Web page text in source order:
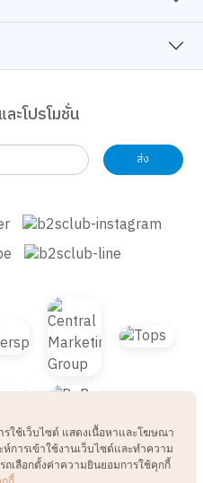
ะโปรโมชั่น
รใช้เว็บไซต์ แสดงเนื้อหาและโฆษณา
การเข้าใช้งานเว็บไซต์และทำความ
เลือกตั้งค่าความยินยอมการใช้คุกกี้